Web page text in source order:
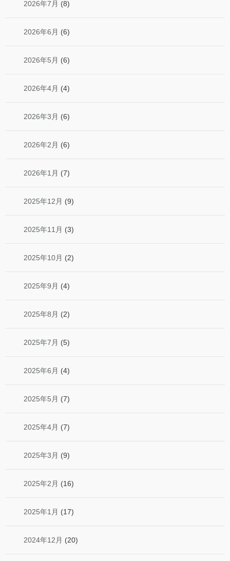
2026年7月 (8)
2026年6月 (6)
2026年5月 (6)
2026年4月 (4)
2026年3月 (6)
2026年2月 (6)
2026年1月 (7)
2025年12月 (9)
2025年11月 (3)
2025年10月 (2)
2025年9月 (4)
2025年8月 (2)
2025年7月 (5)
2025年6月 (4)
2025年5月 (7)
2025年4月 (7)
2025年3月 (9)
2025年2月 (16)
2025年1月 (17)
2024年12月 (20)